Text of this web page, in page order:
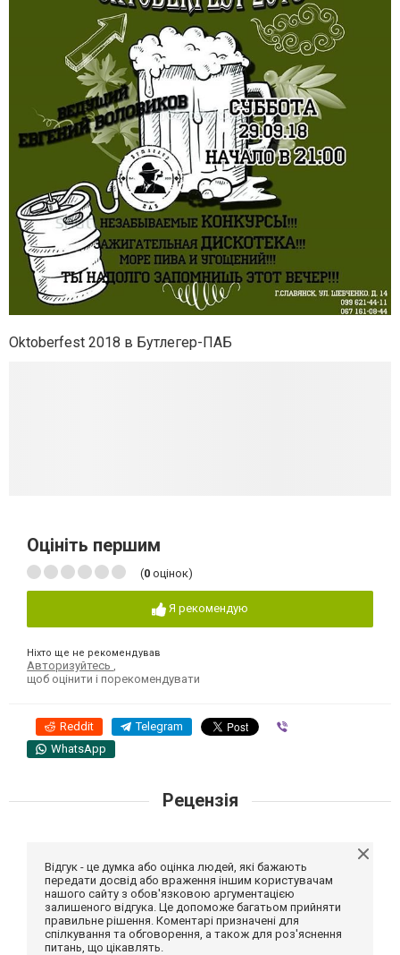
Oktoberfest 2018 в Бутлегер-ПАБ
Оцініть першим
(0 оцінок)
Я рекомендую
Ніхто ще не рекомендував
Авторизуйтесь
щоб оцінити і порекомендувати
Reddit Telegram
WhatsApp
Рецензія
Відгук - це думка або оцінка людей, які бажають
передати досвід або враження іншим користувачам
нашого сайту з обов'язковою аргументацією
залишеного відгука. Це допоможе багатьом прийняти
правильне рішення. Коментарі призначені для
спілкування та обговорення, а також для роз'яснення
питань, що цікавлять.